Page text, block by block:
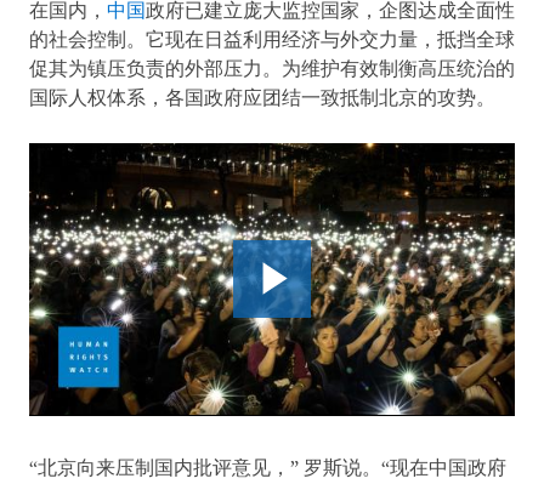
在国内， 中国政府已建立庞大监控国家，企图达成全面性
的社会控制。它现在日益利用经济与外交力量，抵挡全球
促其为镇压负责的外部压力。为维护有效制衡高压统治的
国际人权体系，各国政府应团结一致抵制北京的攻势。
“北京向来压制国内批评意见，” 罗斯说。“现在中国政府